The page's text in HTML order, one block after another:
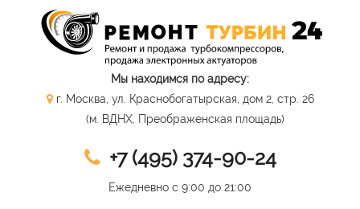
Мы находимся по адресу:
г. Москва, ул. Краснобогатырская, дом 2, стр. 26
(м. ВДНХ, Преображенская площадь)
+7 (495) 374-90-24
Ежедневно с 9:00 до 21:00